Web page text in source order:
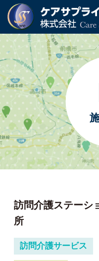
訪問介護ステー
所
訪問介護サービス